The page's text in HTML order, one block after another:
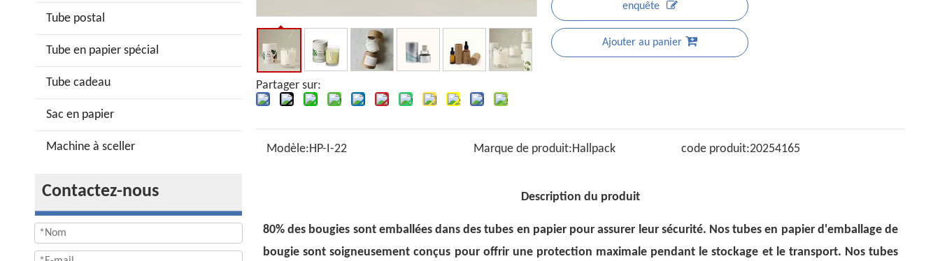
Tube postal
Tube en papier spécial
Tube cadeau
Sac en papier
Machine à sceller
Contactez-nous
Partager sur:
enquête
Ajouter au panier
Modèle:HP-I-22 Marque de produit:Hallpack code produit:20254165
Description du produit
80% des bougies sont emballées dans des tubes en papier pour assurer leur sécurité. Nos tubes en papier d'emballage de
bougie sont soigneusement conçus pour offrir une protection maximale pendant le stockage et le transport. Nos tubes